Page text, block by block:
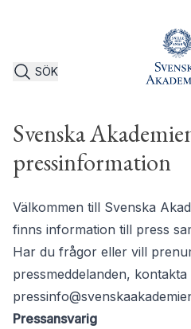
SÖK
Svenska
pressinformation
Välkommen till Svenska
finns information till press
Har du frågor eller vill
pressmeddelanden, kontakta
Pressansvarig